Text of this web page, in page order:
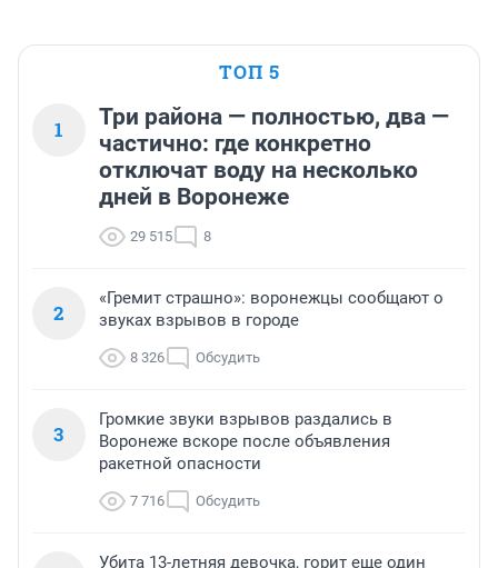
ТОП 5
1
Три района — полностью, два —
частично: где конкретно
отключат воду на несколько
дней в Воронеже
29 515 8
2
«Гремит страшно»: воронежцы сообщают о
звуках взрывов в городе
8 326 Обсудить
3
Громкие звуки взрывов раздались в
Воронеже вскоре после объявления
ракетной опасности
7 716 Обсудить
Убита 13-летняя девочка, горит еще один